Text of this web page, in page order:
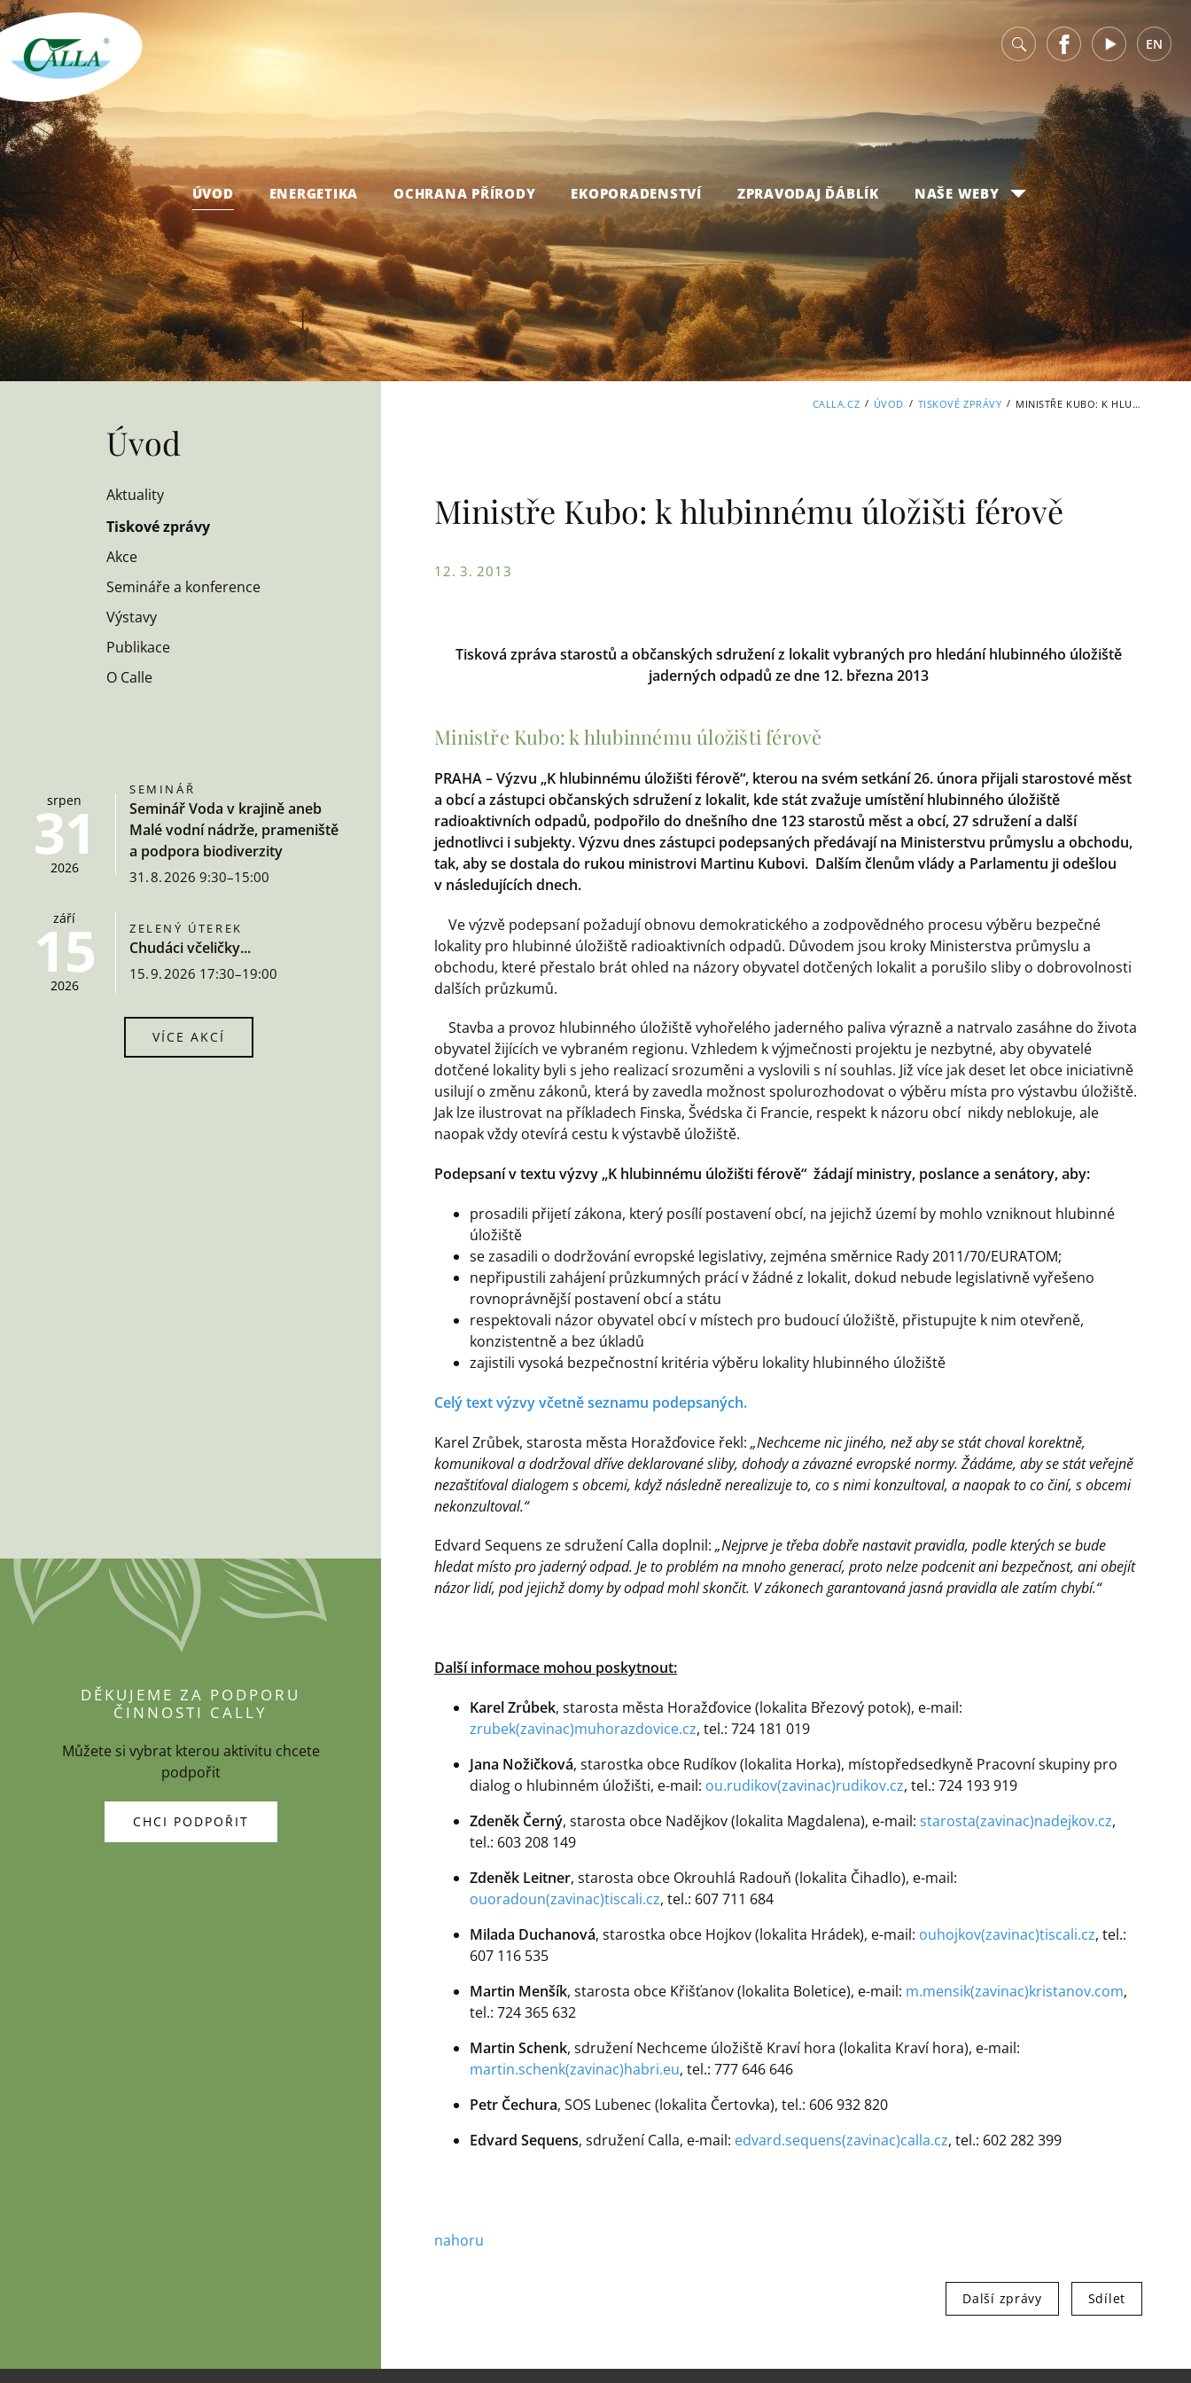
v FacebookYoutube EN
ÚVOD ENERGETIKA OCHRANA PŘÍRODY EKOPORADENSTVÍ ZPRAVODAJ ĎÁBLÍK NAŠE WEBY
CALLA.CZ / ÚVOD / TISKOVÉ ZPRÁVY / MINISTŘE KUBO: K HLUBINNÉMU ÚLOŽIŠTI FÉROVĚ
Úvod
Aktuality
Tiskové zprávy
Akce
Semináře a konference
Výstavy
Publikace
O Calle
srpen
31
2026
SEMINÁŘ
Seminář Voda v krajině aneb
Malé vodní nádrže, prameniště
a podpora biodiverzity
31. 8. 2026 9:30–15:00
září
15
2026
ZELENÝ ÚTEREK
Chudáci včeličky...
15. 9. 2026 17:30–19:00
VÍCE AKCÍ
Ministře Kubo: k hlubinnému úložišti férově
12. 3. 2013
Tisková zpráva starostů a občanských sdružení z lokalit vybraných pro hledání hlubinného úložiště
jaderných odpadů ze dne 12. března 2013
Ministře Kubo: k hlubinnému úložišti férově
PRAHA – Výzvu „K hlubinnému úložišti férově“, kterou na svém setkání 26. února přijali starostové měst
a obcí a zástupci občanských sdružení z lokalit, kde stát zvažuje umístění hlubinného úložiště
radioaktivních odpadů, podpořilo do dnešního dne 123 starostů měst a obcí, 27 sdružení a další
jednotlivci i subjekty. Výzvu dnes zástupci podepsaných předávají na Ministerstvu průmyslu a obchodu,
tak, aby se dostala do rukou ministrovi Martinu Kubovi. Dalším členům vlády a Parlamentu ji odešlou
v následujících dnech.
Ve výzvě podepsaní požadují obnovu demokratického a zodpovědného procesu výběru bezpečné
lokality pro hlubinné úložiště radioaktivních odpadů. Důvodem jsou kroky Ministerstva průmyslu a
obchodu, které přestalo brát ohled na názory obyvatel dotčených lokalit a porušilo sliby o dobrovolnosti
dalších průzkumů.
Stavba a provoz hlubinného úložiště vyhořelého jaderného paliva výrazně a natrvalo zasáhne do života
obyvatel žijících ve vybraném regionu. Vzhledem k výjmečnosti projektu je nezbytné, aby obyvatelé
dotčené lokality byli s jeho realizací srozuměni a vyslovili s ní souhlas. Již více jak deset let obce iniciativně
usilují o změnu zákonů, která by zavedla možnost spolurozhodovat o výběru místa pro výstavbu úložiště.
Jak lze ilustrovat na příkladech Finska, Švédska či Francie, respekt k názoru obcí nikdy neblokuje, ale
naopak vždy otevírá cestu k výstavbě úložiště.
Podepsaní v textu výzvy „K hlubinnému úložišti férově“ žádají ministry, poslance a senátory, aby:
prosadili přijetí zákona, který posílí postavení obcí, na jejichž území by mohlo vzniknout hlubinné
úložiště
se zasadili o dodržování evropské legislativy, zejména směrnice Rady 2011/70/EURATOM;
nepřipustili zahájení průzkumných prácí v žádné z lokalit, dokud nebude legislativně vyřešeno
rovnoprávnější postavení obcí a státu
respektovali názor obyvatel obcí v místech pro budoucí úložiště, přistupujte k nim otevřeně,
konzistentně a bez úkladů
zajistili vysoká bezpečnostní kritéria výběru lokality hlubinného úložiště
Celý text výzvy včetně seznamu podepsaných.
Karel Zrůbek, starosta města Horažďovice řekl:„Nechceme nic jiného, než aby se stát choval korektně,
komunikoval a dodržoval dříve deklarované sliby, dohody a závazné evropské normy. Žádáme, aby se stát veřejně
nezaštiťoval dialogem s obcemi, když následně nerealizuje to, co s nimi konzultoval, a naopak to co činí, s obcemi
nekonzultoval.“
Edvard Sequens ze sdružení Calla doplnil:„Nejprve je třeba dobře nastavit pravidla, podle kterých se bude
hledat místo pro jaderný odpad. Je to problém na mnoho generací, proto nelze podcenit ani bezpečnost, ani obejít
názor lidí, pod jejichž domy by odpad mohl skončit. V zákonech garantovaná jasná pravidla ale zatím chybí.“
Další informace mohou poskytnout:
Karel Zrůbek, starosta města Horažďovice (lokalita Březový potok), e-mail:
zrubek(zavinac)muhorazdovice.cz, tel.: 724 181 019
Jana Nožičková, starostka obce Rudíkov (lokalita Horka), místopředsedkyně Pracovní skupiny pro
dialog o hlubinném úložišti, e-mail: ou.rudikov(zavinac)rudikov.cz, tel.: 724 193 919
Zdeněk Černý, starosta obce Nadějkov (lokalita Magdalena), e-mail:starosta(zavinac)nadejkov.cz,
tel.: 603 208 149
Zdeněk Leitner, starosta obce Okrouhlá Radouň (lokalita Čihadlo), e-mail:
ouoradoun(zavinac)tiscali.cz, tel.: 607 711 684
Milada Duchanová, starostka obce Hojkov (lokalita Hrádek), e-mail: ouhojkov(zavinac)tiscali.cz, tel.:
607 116 535
Martin Menšík, starosta obce Křišťanov (lokalita Boletice), e-mail: m.mensik(zavinac)kristanov.com,
tel.: 724 365 632
Martin Schenk, sdružení Nechceme úložiště Kraví hora (lokalita Kraví hora), e-mail:
martin.schenk(zavinac)habri.eu, tel.: 777 646 646
Petr Čechura, SOS Lubenec (lokalita Čertovka), tel.: 606 932 820
Edvard Sequens, sdružení Calla, e-mail: edvard.sequens(zavinac)calla.cz, tel.: 602 282 399
nahoru
Další zprávy Sdílet
DĚKUJEME ZA PODPORU
ČINNOSTI CALLY
Můžete si vybrat kterou aktivitu chcete
podpořit
CHCI PODPOŘIT